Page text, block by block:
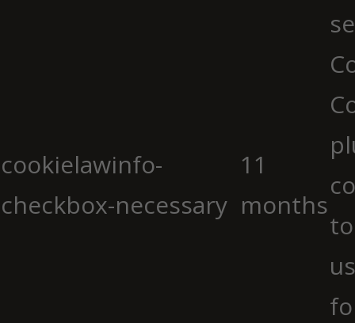
cookielawinfo-
checkbox-necessary
11
months